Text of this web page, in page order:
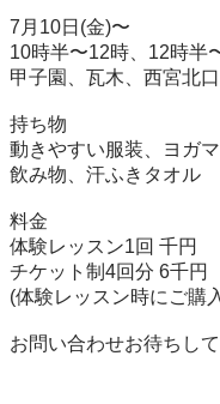
7月10日(金)〜
10時半〜12時、12時半
甲子園、瓦木、西宮北口
持ち物
動きやすい服装、ヨガ
飲み物、汗ふきタオル
料金
体験レッスン1回 千円
チケット制4回分 6千円
(体験レッスン時にご購
お問い合わせお待ちし